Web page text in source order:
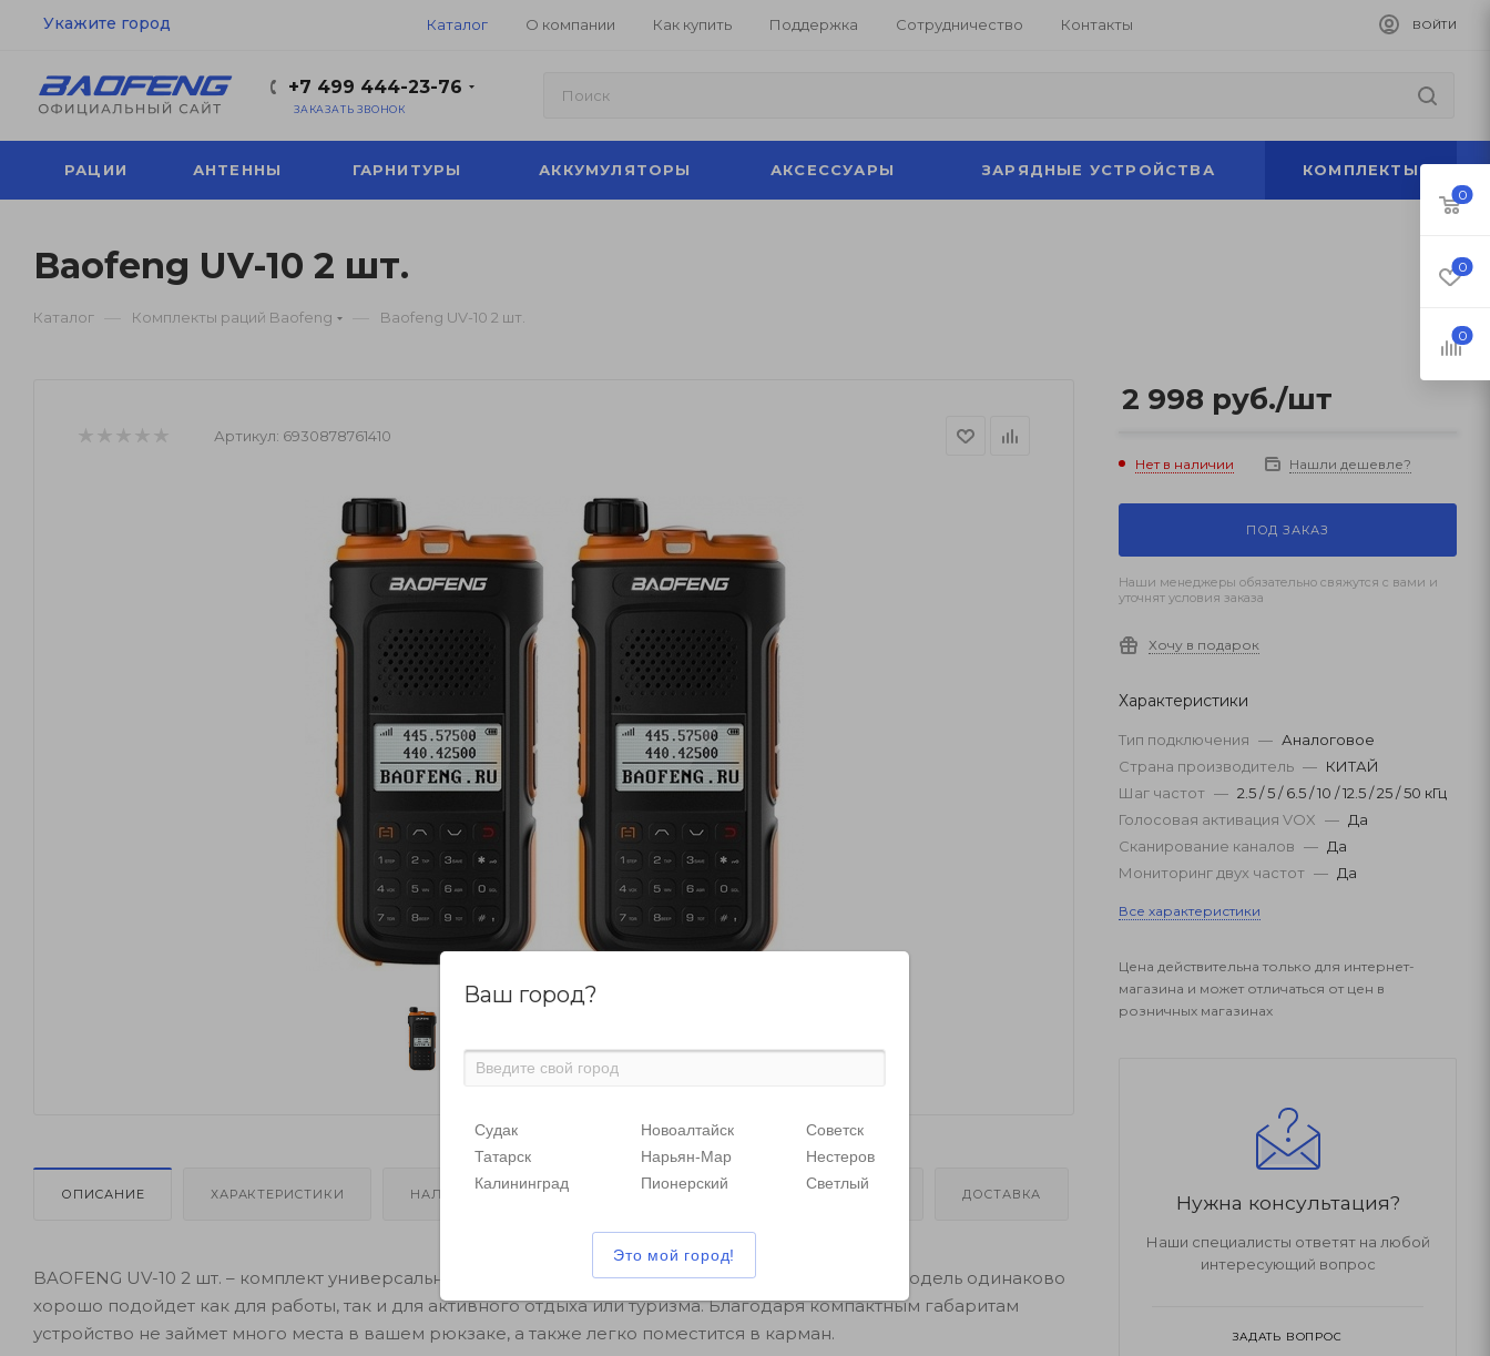
Укажите город
Ваш город?
Судак
Татарск
Калининград
Новоалтайск
Нарьян-Мар
Пионерский
Советск
Нестеров
Светлый
Каталог О компании Как купить Поддержка Сотрудничество Контакты ВОЙТИ
+7 499 444-23-76
ЗАКАЗАТЬ ЗВОНОК
РАЦИИ АНТЕННЫ ГАРНИТУРЫ АККУМУЛЯТОРЫ АКСЕССУАРЫ ЗАРЯДНЫЕ УСТРОЙСТВА КОМПЛЕКТЫ
Baofeng UV-10 2 шт.
Каталог Комплекты раций Baofeng Baofeng UV-10 2 шт.
Артикул: 6930878761410
ОПИСАНИЕ ХАРАКТЕРИСТИКИ НАЛИЧИЕ ОТЗЫВЫ КАК КУПИТЬ ДОСТАВКА
BAOFENG UV-10 2 шт. – комплект универсальных раций с радиусом действия до 10 километров. Модель одинаково
хорошо подойдет как для работы, так и для активного отдыха или туризма. Благодаря компактным габаритам
устройство не займет много места в вашем рюкзаке, а также легко поместится в карман.
2 998 руб./шт
Нет в наличии Нашли дешевле?
ПОД ЗАКАЗ
Наши менеджеры обязательно свяжутся с вами и
уточнят условия заказа
Хочу в подарок
Характеристики
Тип подключения — Аналоговое
Страна производитель — КИТАЙ
Шаг частот — 2.5 / 5 / 6.5 / 10 / 12.5 / 25 / 50 кГц
Голосовая активация VOX — Да
Сканирование каналов — Да
Мониторинг двух частот — Да
Все характеристики
Цена действительна только для интернет-
магазина и может отличаться от цен в
розничных магазинах
Нужна консультация?
Наши специалисты ответят на любой
интересующий вопрос
ЗАДАТЬ ВОПРОС
0
0
0